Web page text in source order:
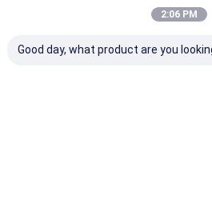
2:06 PM
Good day, what product are you